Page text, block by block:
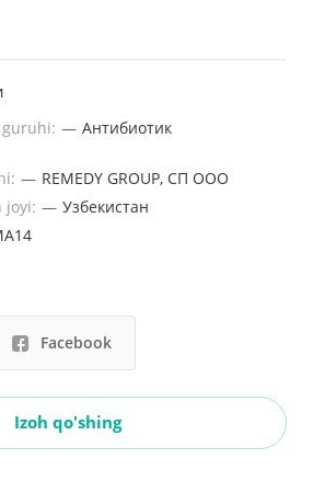
guruhi: — Антибиотик
— REMEDY GROUP, СП ООО
joyi: — Узбекистан
Facebook
Izoh qo'shing